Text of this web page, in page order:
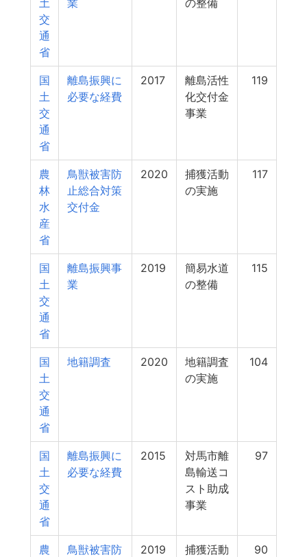
土
交
通
省
業 の整備
国
土
交
通
省
離島振興に
必要な経費
2017
離島活性
化交付金
事業
119
農
林
水
産
省
鳥獣被害防
止総合対策
交付金
2020
捕獲活動
の実施
117
国
土
交
通
省
離島振興事
業
2019
簡易水道
の整備
115
国
土
交
通
省
地籍調査 2020
地籍調査
の実施
104
国
土
交
通
省
離島振興に
必要な経費
2015
対馬市離
島輸送コ
スト助成
事業
97
農
鳥獣被害防
2019
捕獲活動
90